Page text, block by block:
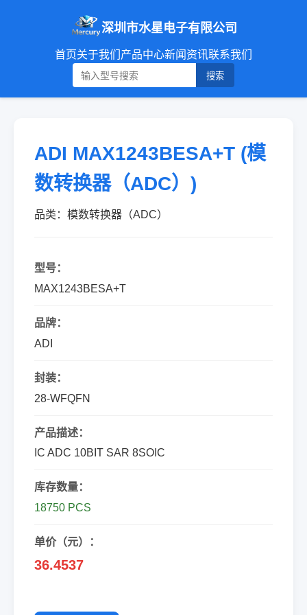
深圳市水星电子有限公司
首页关于我们 产品中心新闻资讯联系我们
搜索
ADI MAX1243BESA+T (模
数转换器（ADC）)
品类：模数转换器（ADC）
型号：
MAX1243BESA+T
品牌：
ADI
封装：
28-WFQFN
产品描述：
IC ADC 10BIT SAR 8SOIC
库存数量：
18750 PCS
单价（元）：
36.4537